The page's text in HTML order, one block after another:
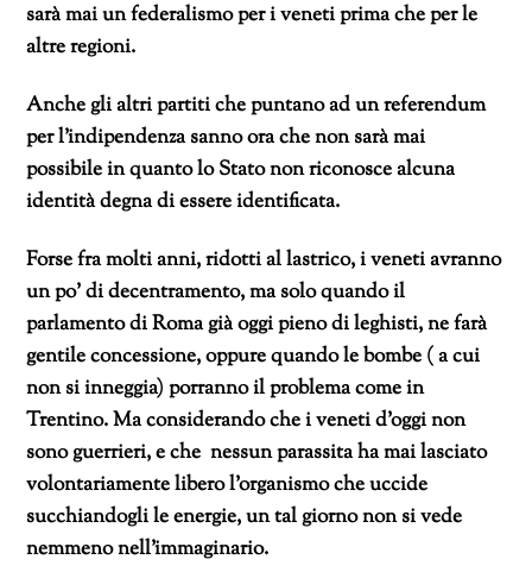
sarà mai un federalismo per i veneti prima che per le
altre regioni.
Anche gli altri partiti che puntano ad un referendum
per l’indipendenza sanno ora che non sarà mai
possibile in quanto lo Stato non riconosce alcuna
identità degna di essere identificata.
Forse fra molti anni, ridotti al lastrico, i veneti avranno
un po’ di decentramento, ma solo quando il
parlamento di Roma già oggi pieno di leghisti, ne farà
gentile concessione, oppure quando le bombe ( a cui
non si inneggia) porranno il problema come in
Trentino. Ma considerando che i veneti d’oggi non
sono guerrieri, e che nessun parassita ha mai lasciato
volontariamente libero l’organismo che uccide
succhiandogli le energie, un tal giorno non si vede
nemmeno nell’immaginario.